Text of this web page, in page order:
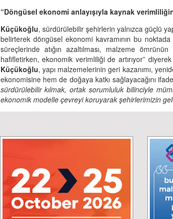
“Döngüsel ekonomi anlayışıyla kaynak
Küçükoğlu, sürdürülebilir şehirlerin yalnızca güçlü
belirterek döngüsel ekonomi kavramının bu
süreçlerinde atığın azaltılması, malzeme
hafifletirken, ekonomik verimliliği de artırıyor”
Küçükoğlu, yapı malzemelerinin geri kazanımı,
ekonomisine hem de doğaya katkı sağlayacağını
sürdürülebilir kılmak, ortak sorumluluk bilinciyle
ekonomik modelle çevreyi koruyarak şehirlerimizin